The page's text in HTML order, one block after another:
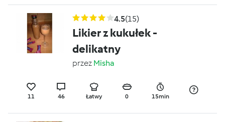
4.5(15)
Likier z kukułek -
delikatny
przez Misha
11 46 Łatwy 0 15min